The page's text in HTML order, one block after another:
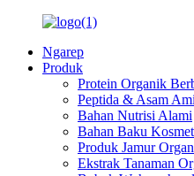
Ngarep
Produk
Protein Organik
Peptida & Asam
Bahan Nutrisi Alami
Bahan Baku
Produk Jamur
Ekstrak Tanaman